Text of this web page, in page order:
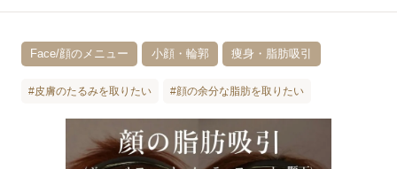
Face/顔のメニュー 小顔・輪郭 痩身・脂肪吸引
#皮膚のたるみを取りたい #顔の余分な脂肪を取りたい